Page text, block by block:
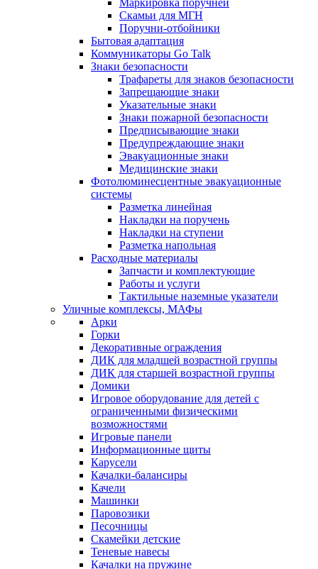
Маркировка поручней
Скамьи для МГН
Поручни-отбойники
Бытовая адаптация
Коммуникаторы Go Talk
Знаки безопасности
Трафареты для знаков безопасности
Запрещающие знаки
Указательные знаки
Знаки пожарной безопасности
Предписывающие знаки
Предупреждающие знаки
Эвакуационные знаки
Медицинские знаки
Фотолюминесцентные эвакуационные
системы
Разметка линейная
Накладки на поручень
Накладки на ступени
Разметка напольная
Расходные материалы
Запчасти и комплектующие
Работы и услуги
Тактильные наземные указатели
Уличные комплексы, МАФы
Арки
Горки
Декоративные ограждения
ДИК для младшей возрастной группы
ДИК для старшей возрастной группы
Домики
Игровое оборудование для детей с
ограниченными физическими
возможностями
Игровые панели
Информационные щиты
Карусели
Качалки-балансиры
Качели
Машинки
Паровозики
Песочницы
Скамейки детские
Теневые навесы
Качалки на пружине